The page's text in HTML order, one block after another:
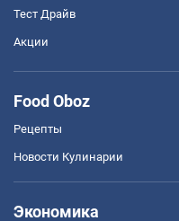
Тест Драйв
Акции
Food Oboz
Рецепты
Новости Кулинарии
Экономика